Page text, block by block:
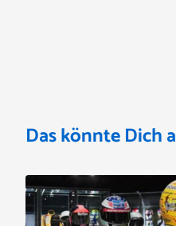
Das könnte Dich